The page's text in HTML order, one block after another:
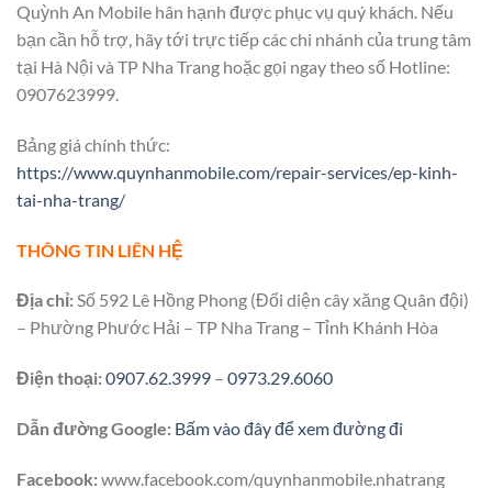
Quỳnh An Mobile hân hạnh được phục vụ quý khách. Nếu
bạn cần hỗ trợ, hãy tới trực tiếp các chi nhánh của trung tâm
tại Hà Nội và TP Nha Trang hoặc gọi ngay theo số Hotline:
0907623999.
Bảng giá chính thức:
https://www.quynhanmobile.com/repair-services/ep-kinh-
tai-nha-trang/
THÔNG TIN LIÊN HỆ
Địa chỉ:Số 592 Lê Hồng Phong (Đối diện cây xăng Quân đội)
– Phường Phước Hải – TP Nha Trang – Tỉnh Khánh Hòa
Điện thoại:0907.62.3999 – 0973.29.6060
Dẫn đường Google: Bấm vào đây để xem đường đi
Facebook:www.facebook.com/quynhanmobile.nhatrang